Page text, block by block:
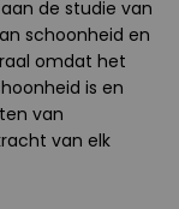
de studie van
schoonheid en
omdat het
is en
van
van elk